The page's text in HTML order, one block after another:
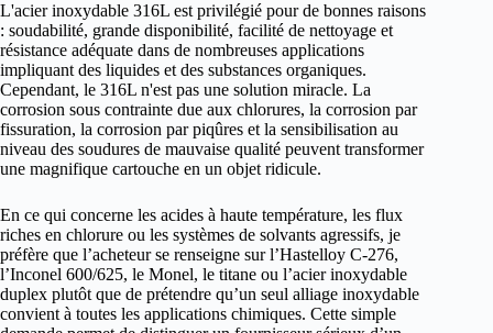
L'acier inoxydable 316L est privilégié pour de bonnes raisons
: soudabilité, grande disponibilité, facilité de nettoyage et
résistance adéquate dans de nombreuses applications
impliquant des liquides et des substances organiques.
Cependant, le 316L n'est pas une solution miracle. La
corrosion sous contrainte due aux chlorures, la corrosion par
fissuration, la corrosion par piqûres et la sensibilisation au
niveau des soudures de mauvaise qualité peuvent transformer
une magnifique cartouche en un objet ridicule.
En ce qui concerne les acides à haute température, les flux
riches en chlorure ou les systèmes de solvants agressifs, je
préfère que l’acheteur se renseigne sur l’Hastelloy C-276,
l’Inconel 600/625, le Monel, le titane ou l’acier inoxydable
duplex plutôt que de prétendre qu’un seul alliage inoxydable
convient à toutes les applications chimiques. Cette simple